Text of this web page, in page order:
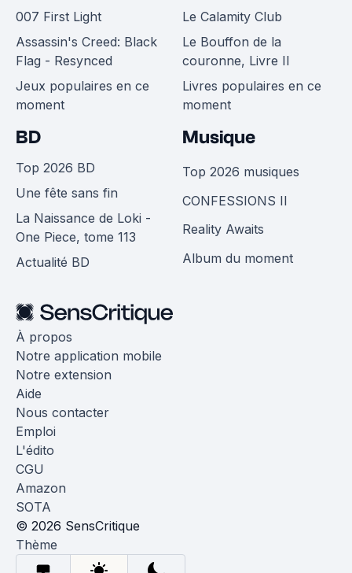
007 First Light
Assassin's Creed: Black
Flag - Resynced
Jeux populaires en ce
moment
Le Calamity Club
Le Bouffon de la
couronne, Livre II
Livres populaires en ce
moment
BD
Top 2026 BD
Une fête sans fin
La Naissance de Loki -
One Piece, tome 113
Actualité BD
Musique
Top 2026 musiques
CONFESSIONS II
Reality Awaits
Album du moment
À propos
Notre application mobile
Notre extension
Aide
Nous contacter
Emploi
L'édito
CGU
Amazon
SOTA
© 2026 SensCritique
Thème